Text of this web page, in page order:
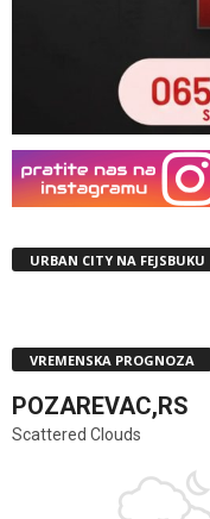
URBAN CITY NA FEJSBUKU
VREMENSKA PROGNOZA
POZAREVAC,RS
Scattered Clouds